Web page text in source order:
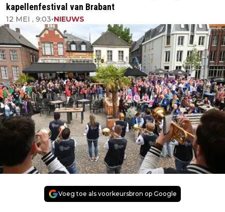
kapellenfestival van Brabant
12 MEI , 9:03•NIEUWS
Voeg toe als voorkeursbron op Google